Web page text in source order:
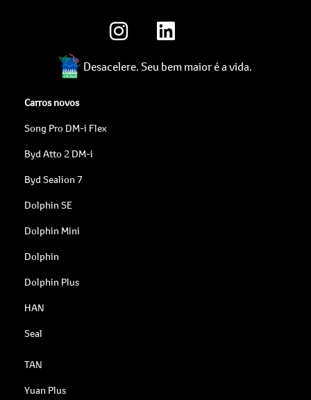
Desacelere. Seu bem maior é a vida.
Carros novos
Song Pro DM-i Flex
Byd Atto 2 DM-i
Byd Sealion 7
Dolphin SE
Dolphin Mini
Dolphin
Dolphin Plus
HAN
Seal
TAN
Yuan Plus